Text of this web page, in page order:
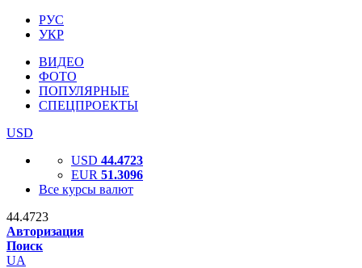
РУС
УКР
ВИДЕО
ФОТО
ПОПУЛЯРНЫЕ
СПЕЦПРОЕКТЫ
USD
USD 44.4723
EUR 51.3096
Все курсы валют
44.4723
Авторизация
Поиск
UA